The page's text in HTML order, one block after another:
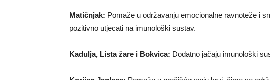
Matičnjak: Pomaže u održavanju emocionalne ravnoteže i
pozitivno utjecati na imunološki sustav.
Kadulja, Lista žare i Bokvica: Dodatno jačaju imunološki